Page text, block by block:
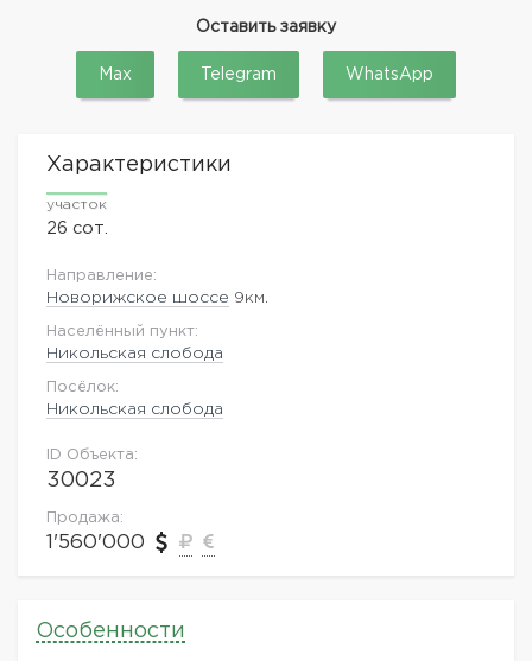
Оставить заявку
Max Telegram WhatsApp
Характеристики
участок
26 сот.
Направление:
Новорижское шоссе 9км.
Населённый пункт:
Никольская слобода
Посёлок:
Никольская слобода
ID Объекта:
30023
Продажа:
1'560'000
Особенности